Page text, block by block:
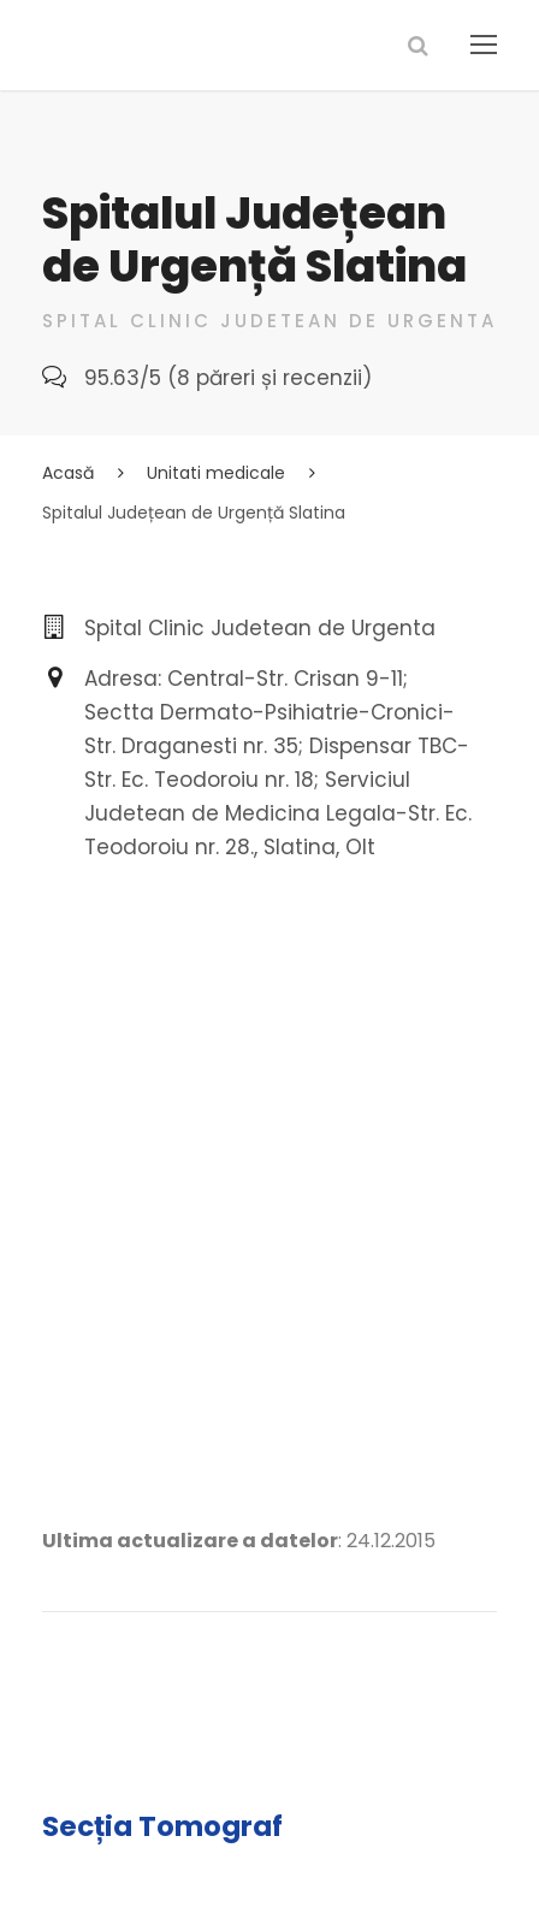
Spitalul Județean
de Urgență Slatina
SPITAL CLINIC JUDETEAN DE URGENTA
95.63/5 (8 păreri și recenzii)
Acasă
Unitati medicale
Spitalul Județean de Urgență Slatina
Spital Clinic Judetean de Urgenta
Adresa: Central-Str. Crisan 9-11;
Sectta Dermato-Psihiatrie-Cronici-
Str. Draganesti nr. 35; Dispensar TBC-
Str. Ec. Teodoroiu nr. 18; Serviciul
Judetean de Medicina Legala-Str. Ec.
Teodoroiu nr. 28., Slatina, Olt
Ultima actualizare a datelor: 24.12.2015
Secția Tomograf